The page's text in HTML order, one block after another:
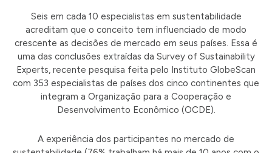
Seis em cada 10 especialistas em sustentabilidade
acreditam que o conceito tem influenciado de modo
crescente as decisões de mercado em seus países. Essa é
uma das conclusões extraídas da Survey of Sustainability
Experts, recente pesquisa feita pelo Instituto GlobeScan
com 353 especialistas de países dos cinco continentes que
integram a Organização para a Cooperação e
Desenvolvimento Econômico (OCDE).
A experiência dos participantes no mercado de